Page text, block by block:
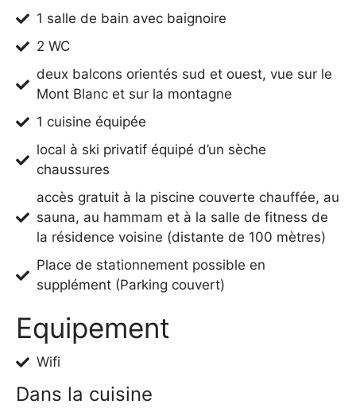
1 salle de bain avec baignoire
2 WC
deux balcons orientés sud et ouest, vue sur le
Mont Blanc et sur la montagne
1 cuisine équipée
local à ski privatif équipé d’un sèche
chaussures
accès gratuit à la piscine couverte chauffée, au
sauna, au hammam et à la salle de fitness de
la résidence voisine (distante de 100 mètres)
Place de stationnement possible en
supplément (Parking couvert)
Equipement
Wifi
Dans la cuisine